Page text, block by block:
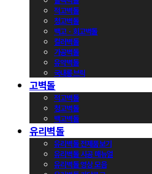
적고벽돌
청고벽돌
백고ㆍ회고벽돌
컬러벽돌
가공벽돌
유약벽돌
국내롱브릭
고벽돌
적고벽돌
청고벽돌
백고벽돌
유리벽돌
유리벽돌 전제품보기
유리벽돌 시공 매뉴얼
유리벽돌 영상 모음